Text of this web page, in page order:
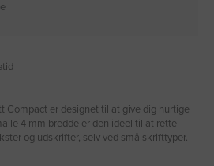
Compact er designet til at give dig hurtige
4 mm bredde er den ideel til at rette
og udskrifter, selv ved små skrifttyper.